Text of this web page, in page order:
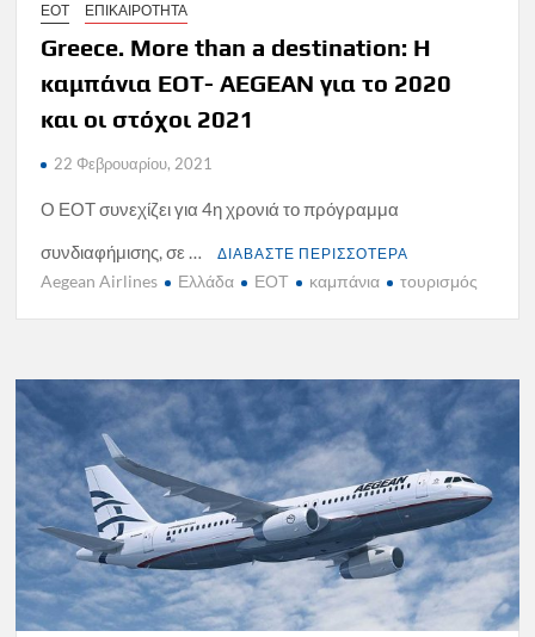
ΕΟΤ ΕΠΙΚΑΙΡΟΤΗΤΑ
Greece. More than a destination: Η
καμπάνια ΕΟΤ- AEGEAN για το 2020
και οι στόχοι 2021
22 Φεβρουαρίου, 2021
Ο ΕΟΤ συνεχίζει για 4η χρονιά το πρόγραμμα
συνδιαφήμισης, σε …
ΔΙΑΒΑΣΤΕ ΠΕΡΙΣΣΟΤΕΡΑ
Aegean Airlines Ελλάδα ΕΟΤ καμπάνια τουρισμός